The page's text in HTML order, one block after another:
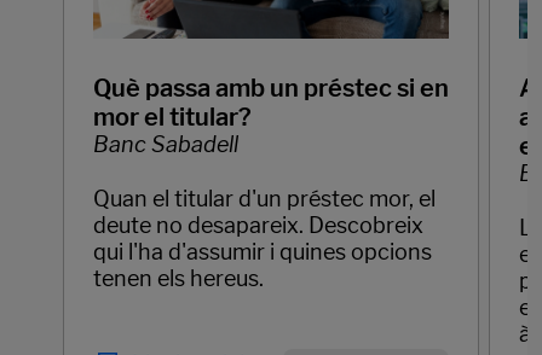
Què passa amb un préstec si en
mor el titular?
Banc Sabadell
Quan el titular d'un préstec mor, el
deute no desapareix. Descobreix
qui l'ha d'assumir i quines opcions
tenen els hereus.
el